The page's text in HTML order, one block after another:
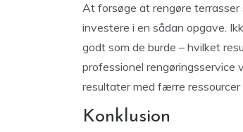
At forsøge at rengøre
investere i en sådan opgave.
godt som de burde – hvilket
professionel rengøringsservice
resultater med færre
Konklusion